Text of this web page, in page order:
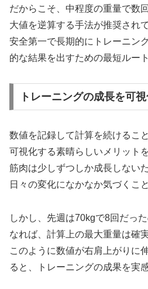
だからこそ、中程度の重量で数
大値を逆算する手法が推奨され
安全第一で長期的にトレーニン
的な結果を出すための最短ルー
トレーニングの成長を可
数値を記録して計算を続けるこ
可視化する素晴らしいメリット
筋肉は少しずつしか成長しない
日々の変化になかなか気づくこ
しかし、先週は70kgで8回だっ
なれば、計算上の最大重量は確
このように数値が右肩上がりに
ると、トレーニングの成果を実